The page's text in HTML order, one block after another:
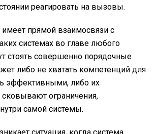
реагировать на вызовы.
имеет прямой взаимосвязи с
системах во главе любого
стоять совершенно порядочные
либо не хватать компетенций для
эффективными, либо их
ограничения,
самой системы.